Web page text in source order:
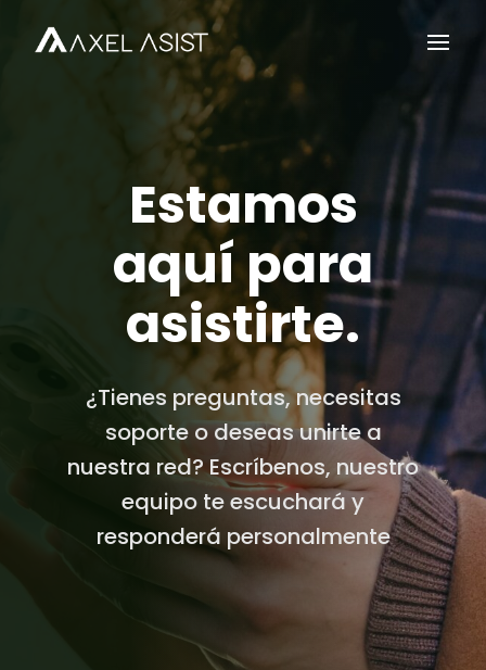
Estamos
aquí para
asistirte.
¿Tienes preguntas, necesitas
soporte o deseas unirte a
nuestra red? Escríbenos, nuestro
equipo te escuchará y
responderá personalmente